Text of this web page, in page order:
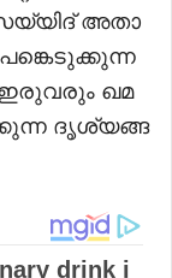
സയ്യിദ് അതാ
ഖമ
ദൃശ്യങ്ങ